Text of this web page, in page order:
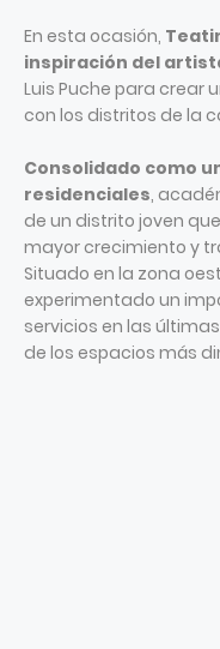
En esta ocasión,
inspiración del
Luis Puche para crear
con los distritos de la
Consolidado como
residenciales,
de un distrito joven
mayor crecimiento y
Situado en la zona
experimentado un
servicios en las
de los espacios más